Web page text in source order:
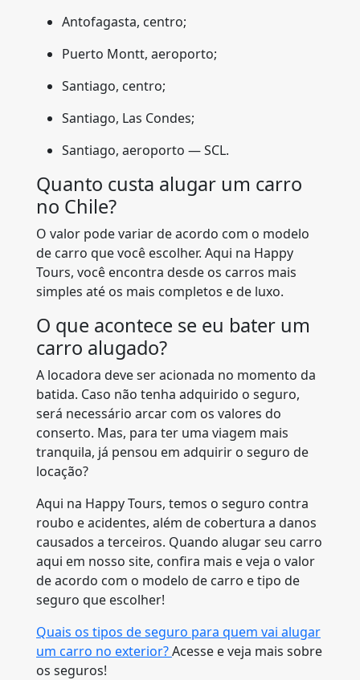
Antofagasta, centro;
Puerto Montt, aeroporto;
Santiago, centro;
Santiago, Las Condes;
Santiago, aeroporto — SCL.
Quanto custa alugar um carro
no Chile?
O valor pode variar de acordo com o modelo
de carro que você escolher. Aqui na Happy
Tours, você encontra desde os carros mais
simples até os mais completos e de luxo.
O que acontece se eu bater um
carro alugado?
A locadora deve ser acionada no momento da
batida. Caso não tenha adquirido o seguro,
será necessário arcar com os valores do
conserto. Mas, para ter uma viagem mais
tranquila, já pensou em adquirir o seguro de
locação?
Aqui na Happy Tours, temos o seguro contra
roubo e acidentes, além de cobertura a danos
causados a terceiros. Quando alugar seu carro
aqui em nosso site, confira mais e veja o valor
de acordo com o modelo de carro e tipo de
seguro que escolher!
Quais os tipos de seguro para quem vai alugar
um carro no exterior?Acesse e veja mais sobre
os seguros!